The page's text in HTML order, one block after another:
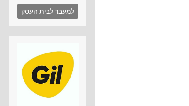
למעבר לבית העסק